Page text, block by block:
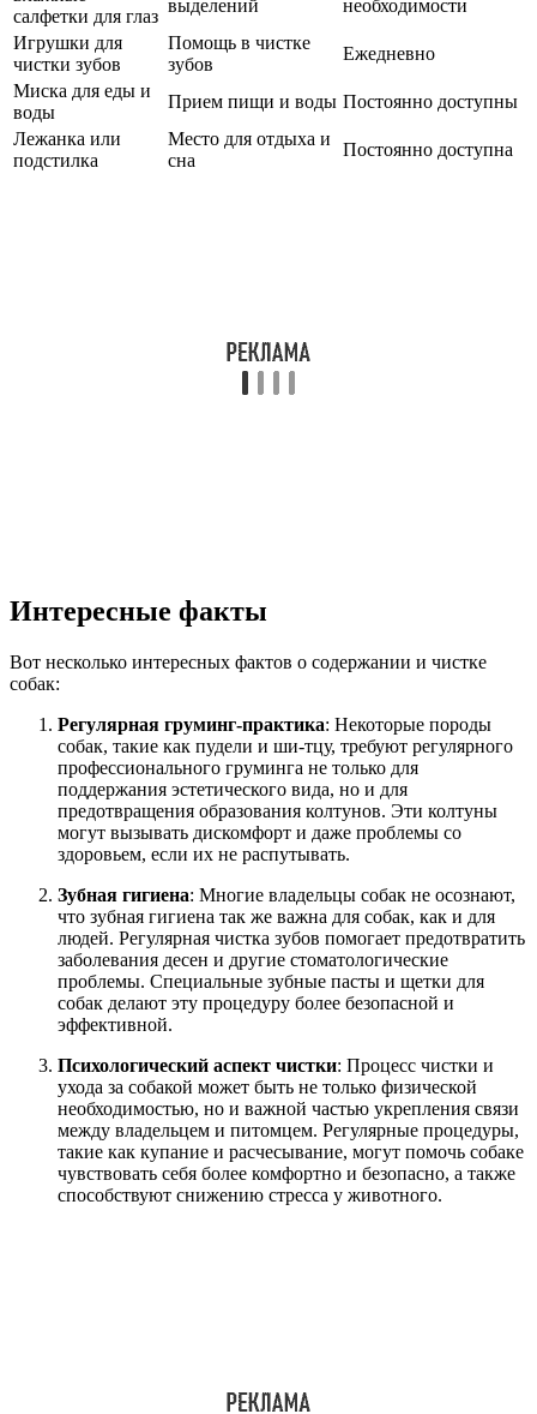
салфетки для глаз
выделений
необходимости
Игрушки для
чистки зубов
Помощь в чистке
зубов
Ежедневно
Миска для еды и
воды
Прием пищи и воды Постоянно доступны
Лежанка или
подстилка
Место для отдыха и
сна
Постоянно доступна
Интересные факты
Вот несколько интересных фактов о содержании и чистке
собак:
Регулярная груминг-практика: Некоторые породы
собак, такие как пудели и ши-тцу, требуют регулярного
профессионального груминга не только для
поддержания эстетического вида, но и для
предотвращения образования колтунов. Эти колтуны
могут вызывать дискомфорт и даже проблемы со
здоровьем, если их не распутывать.
Зубная гигиена: Многие владельцы собак не осознают,
что зубная гигиена так же важна для собак, как и для
людей. Регулярная чистка зубов помогает предотвратить
заболевания десен и другие стоматологические
проблемы. Специальные зубные пасты и щетки для
собак делают эту процедуру более безопасной и
эффективной.
Психологический аспект чистки: Процесс чистки и
ухода за собакой может быть не только физической
необходимостью, но и важной частью укрепления связи
между владельцем и питомцем. Регулярные процедуры,
такие как купание и расчесывание, могут помочь собаке
чувствовать себя более комфортно и безопасно, а также
способствуют снижению стресса у животного.